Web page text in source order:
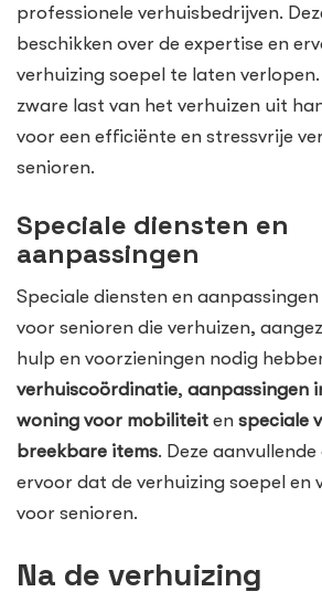
professionele verhuisbedrijven.
beschikken over de expertise en
verhuizing soepel te laten verlopen.
zware last van het verhuizen uit
voor een efficiënte en stressvrije
senioren.
Speciale diensten en
aanpassingen
Speciale diensten en aanpassingen
voor senioren die verhuizen,
hulp en voorzieningen nodig
verhuiscoördinatie, aanpassingen
woning voor mobiliteit en speciale
breekbare items. Deze
ervoor dat de verhuizing soepel en
voor senioren.
Na de verhuizing